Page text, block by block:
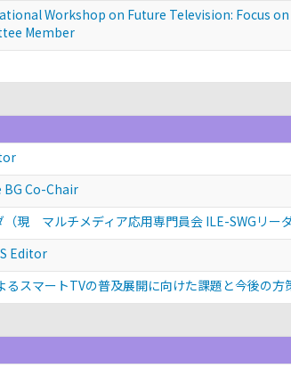
Workshop on Future Television: Focus
Member
BG Co-Chair
現 マルチメディア応用専門員会 ILE-SWGリーダ
Editor
るスマートTVの普及展開に向けた課題と今後の方